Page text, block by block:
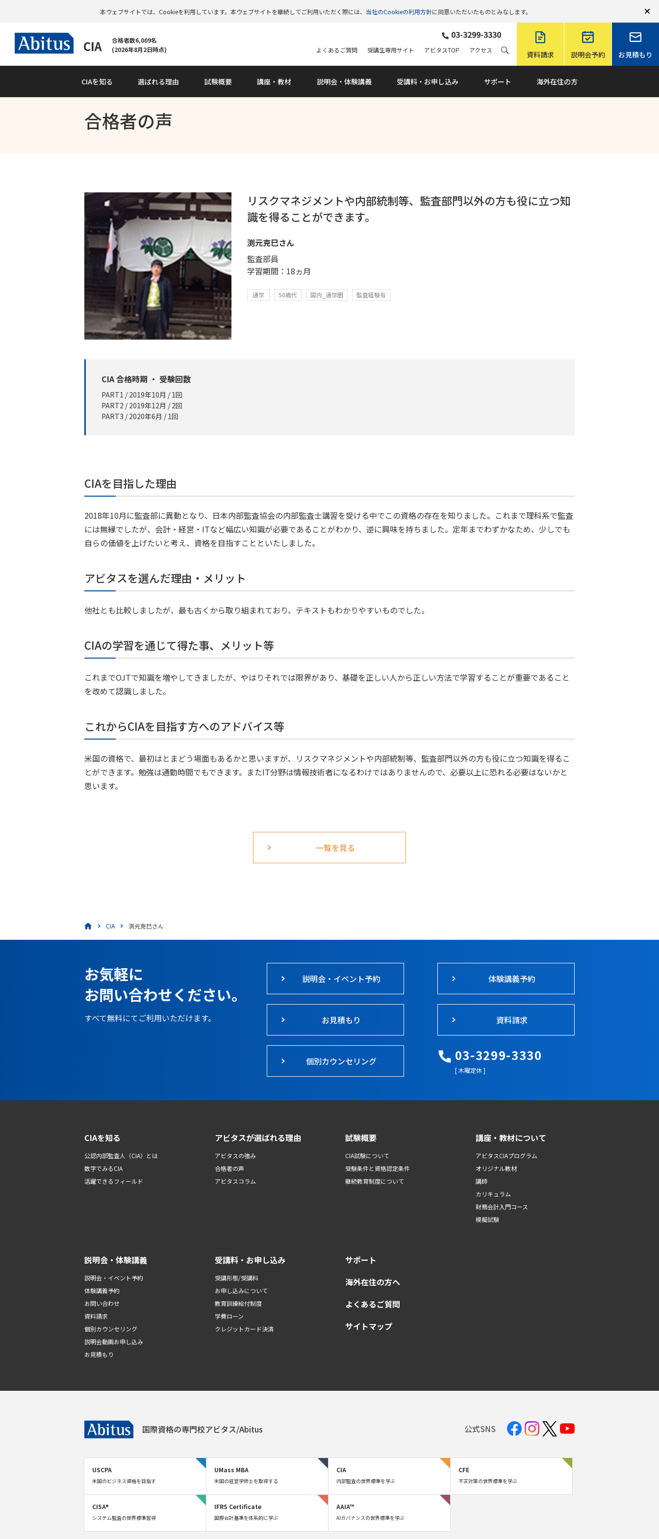
本ウェブサイトでは、Cookieを利用しています。本ウェブサイトを継続してご利用いただく際には、 当社のCookieの利用方針に同意いただいたものとみなします。
CIA
合格者数6,009名
(2026年8月2日時点)
資料請求 説明会予約 お見積もり
03-3299-3330
CIAを知る 選ばれる理由 試験概要 講座・教材 説明会・体験講義 受講料 ・お申し込み サポート 海外在住の方
よくあるご質問 受講生専用サイト アビタスTOP アクセス
合格者の声
リスクマネジメントや内部統制等、監査部門以外の方も役に立つ知
識を得ることができます。
渕元克巳さん
監査部員
学習期間：18ヵ月
通学 50歳代 国内_通学圏 監査経験有
CIA 合格時期 ・ 受験回数
PART1 / 2019年10月 / 1回
PART2 / 2019年12月 / 2回
PART3 / 2020年6月 / 1回
CIAを目指した理由
2018年10月に監査部に異動となり、日本内部監査協会の内部監査士講習を受ける中でこの資格の存在を知りました。これまで理科系で監査
には無縁でしたが、会計・経営・ITなど幅広い知識が必要であることがわかり、逆に興味を持ちました。定年までわずかなため、少しでも
自らの価値を上げたいと考え、資格を目指すことといたしました。
アビタスを選んだ理由・メリット
他社とも比較しましたが、最も古くから取り組まれており、テキストもわかりやすいものでした。
CIAの学習を通じて得た事、メリット等
これまでOJTで知識を増やしてきましたが、やはりそれでは限界があり、基礎を正しい人から正しい方法で学習することが重要であること
を改めて認識しました。
これからCIAを目指す方へのアドバイス等
米国の資格で、最初はとまどう場面もあるかと思いますが、リスクマネジメントや内部統制等、監査部門以外の方も役に立つ知識を得るこ
とができます。勉強は通勤時間でもできます。またIT分野は情報技術者になるわけではありませんので、必要以上に恐れる必要はないかと
思います。
一覧を見る
CIA 渕元克巳さん
お気軽に
お問い合わせください。
すべて無料にてご利用いただけます。
説明会・イベント予約 体験講義予約
お見積もり 資料請求
個別カウンセリング 03-3299-3330
[ 木曜定休 ]
CIAを知る
公認内部監査人（CIA）とは
数字でみるCIA
活躍できるフィールド
アビタスが選ばれる理由
アビタスの強み
合格者の声
アビタスコラム
試験概要
CIA試験について
受験条件と資格認定条件
継続教育制度について
講座・教材について
アビタスCIAプログラム
オリジナル教材
講師
カリキュラム
財務会計入門コース
模擬試験
説明会・体験講義
説明会・イベント予約
体験講義予約
お問い合わせ
資料請求
個別カウンセリング
説明会動画お申し込み
お見積もり
受講料・お申し込み
受講形態/受講料
お申し込みについて
教育訓練給付制度
学費ローン
クレジットカード決済
サポート
海外在住の方へ
よくあるご質問
サイトマップ
国際資格の専門校アビタス/Abitus 公式SNS
USCPA
米国のビジネス資格を目指す
UMass MBA
米国の経営学修士を取得する
CIA
内部監査の世界標準を学ぶ
CFE
不正対策の世界標準を学ぶ
CISA®
システム監査の世界標準習得
IFRS Certificate
国際会計基準を体系的に学ぶ
AAIA™
AIガバナンスの世界標準を学ぶ